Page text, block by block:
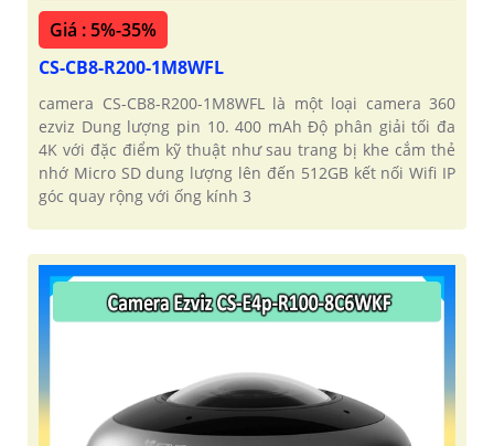
Giá : 5%-35%
CS-CB8-R200-1M8WFL
camera CS-CB8-R200-1M8WFL là một loại camera 360
ezviz Dung lượng pin 10. 400 mAh Độ phân giải tối đa
4K với đặc điểm kỹ thuật như sau trang bị khe cắm thẻ
nhớ Micro SD dung lượng lên đến 512GB kết nối Wifi IP
góc quay rộng với ống kính 3